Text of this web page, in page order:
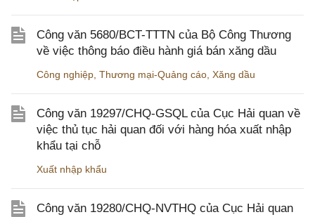
Công văn 5680/BCT-TTTN của Bộ Công Thương
về việc thông báo điều hành giá bán xăng dầu
Công nghiệp Thương mại-Quảng cáo Xăng dầu
Công văn 19297/CHQ-GSQL của Cục Hải quan về
việc thủ tục hải quan đối với hàng hóa xuất nhập
khẩu tại chỗ
Xuất nhập khẩu
Công văn 19280/CHQ-NVTHQ của Cục Hải quan